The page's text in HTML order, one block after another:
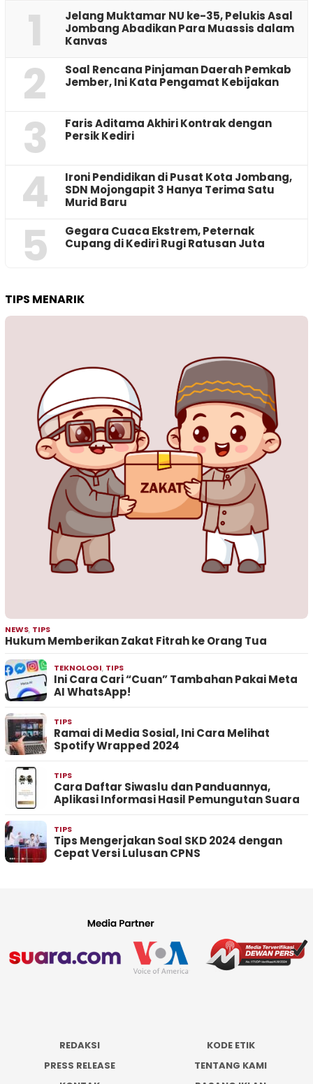
1
Jelang Muktamar NU ke-35, Pelukis Asal
Jombang Abadikan Para Muassis dalam
Kanvas
2
‎Soal Rencana Pinjaman Daerah Pemkab
Jember, Ini Kata Pengamat Kebijakan ‎
3
Faris Aditama Akhiri Kontrak dengan
Persik Kediri
4
Ironi Pendidikan di Pusat Kota Jombang,
SDN Mojongapit 3 Hanya Terima Satu
Murid Baru
5
‎Gegara Cuaca Ekstrem, Peternak
Cupang di Kediri Rugi Ratusan Juta
TIPS MENARIK
NEWS, TIPS
Hukum Memberikan Zakat Fitrah ke Orang Tua
TEKNOLOGI, TIPS
Ini Cara Cari “Cuan” Tambahan Pakai Meta
AI WhatsApp!
TIPS
Ramai di Media Sosial, Ini Cara Melihat
Spotify Wrapped 2024
TIPS
Cara Daftar Siwaslu dan Panduannya,
Aplikasi Informasi Hasil Pemungutan Suara
TIPS
Tips Mengerjakan Soal SKD 2024 dengan
Cepat Versi Lulusan CPNS
REDAKSI
KODE ETIK
PRESS RELEASE
TENTANG KAMI